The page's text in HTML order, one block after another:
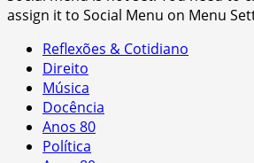
assign it to Social Menu on Menu
Reflexões & Cotidiano
Direito
Música
Docência
Anos 80
Política